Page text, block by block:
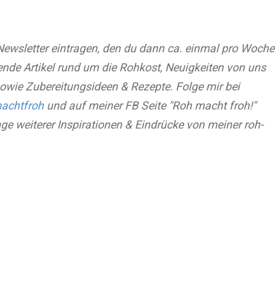
eintragen, den du dann ca. einmal pro Woche
Artikel rund um die Rohkost, Neuigkeiten von uns
Zubereitungsideen & Rezepte. Folge mir bei
und auf meiner FB Seite "Roh macht froh!"
weiterer Inspirationen & Eindrücke von meiner roh-